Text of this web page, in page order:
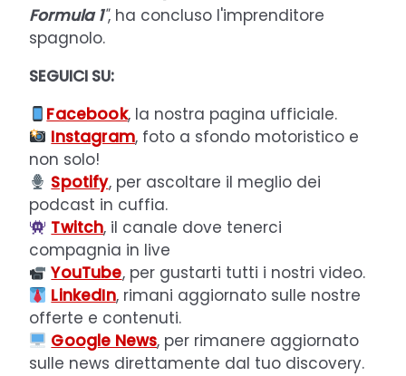
Formula 1", ha concluso l'imprenditore
spagnolo.
SEGUICI SU:
Facebook, la nostra pagina ufficiale.
Instagram, foto a sfondo motoristico e
non solo!
Spotify, per ascoltare il meglio dei
podcast in cuffia.
Twitch, il canale dove tenerci
compagnia in live
YouTube, per gustarti tutti i nostri video.
LinkedIn, rimani aggiornato sulle nostre
offerte e contenuti.
Google News, per rimanere aggiornato
sulle news direttamente dal tuo discovery.